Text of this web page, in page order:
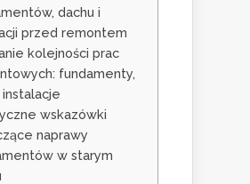
dachu i
przed remontem
kolejności prac
fundamenty,
instalacje
wskazówki
naprawy
w starym